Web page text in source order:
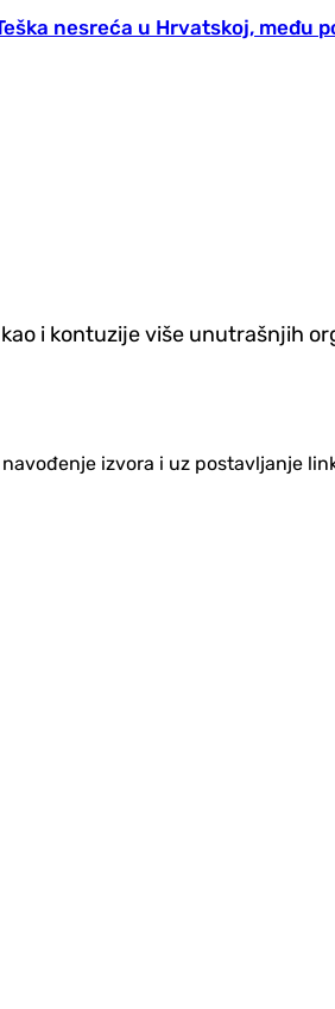
nesreća u Hrvatskoj, među
i kontuzije više unutrašnjih
izvora i uz postavljanje